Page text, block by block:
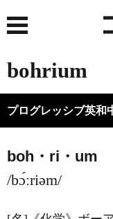
bohrium
プログレッシブ英和
boh・ri・um
/bɔ́ːriəm/